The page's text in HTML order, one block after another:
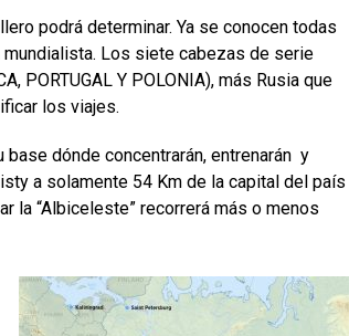
podrá determinar. Ya se conocen todas
Los siete cabezas de serie
PORTUGAL Y POLONIA), más Rusia que
los viajes.
dónde concentrarán, entrenarán y
a solamente 54 Km de la capital del país
la “Albiceleste” recorrerá más o menos